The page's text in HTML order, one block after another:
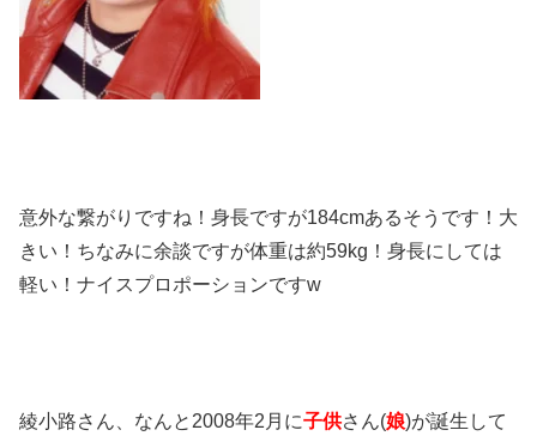
意外な繋がりですね！身長ですが184cmあるそうです！大
きい！ちなみに余談ですが体重は約59kg！身長にしては
軽い！ナイスプロポーションですw
綾小路さん、なんと2008年2月に子供さん(娘)が誕生して